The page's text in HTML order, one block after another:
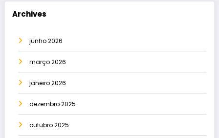
Archives
junho 2026
março 2026
janeiro 2026
dezembro 2025
outubro 2025